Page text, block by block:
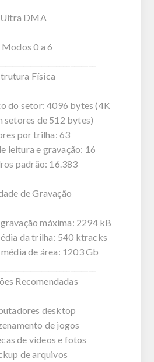
Ultra DMA
Modos 0 a 6
Física
do setor: 4096 bytes (4K
setores de 512 bytes)
por trilha: 63
leitura e gravação: 16
padrão: 16.383
de Gravação
máxima: 2294 kB
da trilha: 540 ktracks
de área: 1203 Gb
Recomendadas
desktop
de jogos
de vídeos e fotos
de arquivos